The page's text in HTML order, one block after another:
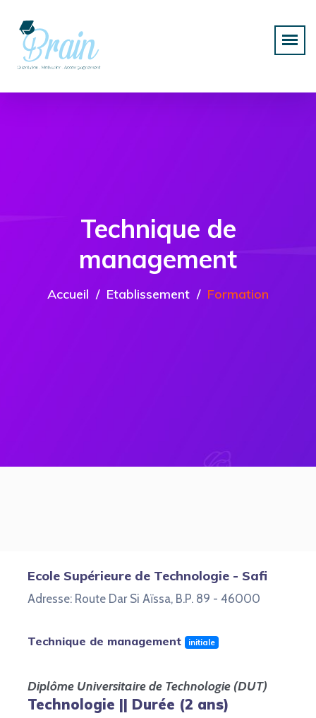
Technique de
management
Accueil Etablissement Formation
Ecole Supérieure de Technologie - Safi
Adresse: Route Dar Si Aïssa, B.P. 89 - 46000
Technique de management initiale
Diplôme Universitaire de Technologie (DUT)
Technologie || Durée (2 ans)